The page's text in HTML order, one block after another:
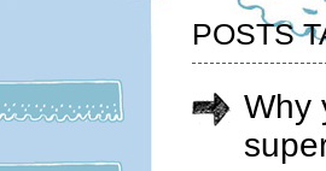
POSTS
Why